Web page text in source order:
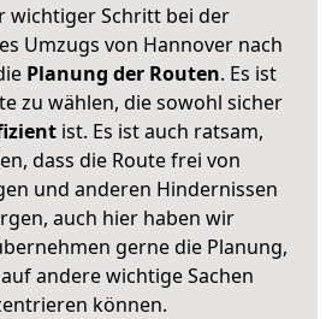
wichtiger Schritt bei der
Umzugs von Hannover nach
Planung der Routen. Es ist
zu wählen, die sowohl sicher
ist. Es ist auch ratsam,
dass die Route frei von
und anderen Hindernissen
auch hier haben wir
gerne die Planung,
andere wichtige Sachen
können.